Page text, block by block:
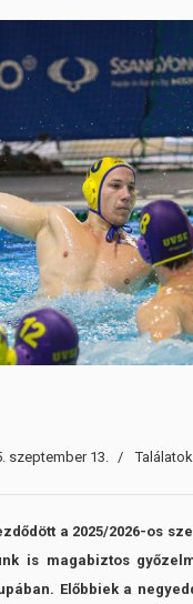
szeptember 13.
a 2025/2026-os
is magabiztos
Előbbiek a